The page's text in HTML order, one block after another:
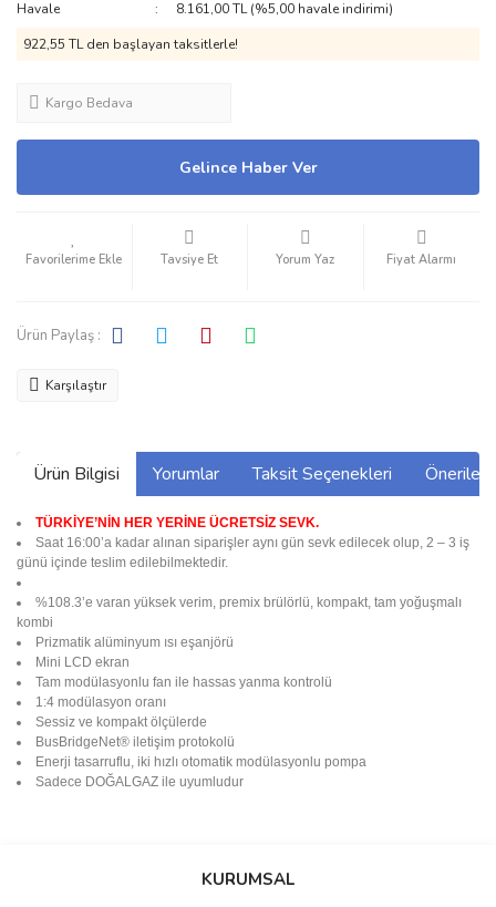
Havale
8.161,00 TL (%5,00 havale indirimi)
922,55 TL den başlayan taksitlerle!
Kargo Bedava
Gelince Haber Ver
Tavsiye Et Yorum Yaz Fiyat Alarmı
Ürün Paylaş :
Karşılaştır
Ürün Bilgisi Yorumlar Taksit Seçenekleri
TÜRKİYE’NİN HER YERİNE ÜCRETSİZ SEVK.
Saat 16:00’a kadar alınan siparişler aynı gün sevk edilecek olup, 2 – 3 iş
günü içinde teslim edilebilmektedir.
%108.3’e varan yüksek verim, premix brülörlü, kompakt, tam yoğuşmalı
kombi
Prizmatik alüminyum ısı eşanjörü
Mini LCD ekran
Tam modülasyonlu fan ile hassas yanma kontrolü
1:4 modülasyon oranı
Sessiz ve kompakt ölçülerde
BusBridgeNet® iletişim protokolü
Enerji tasarruflu, iki hızlı otomatik modülasyonlu pompa
Sadece DOĞALGAZ ile uyumludur
Bu ürüne ilk yorumu siz yapın!
KURUMSAL